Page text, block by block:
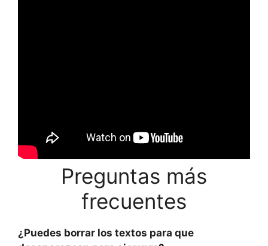
Preguntas más
frecuentes
¿Puedes borrar los textos para que